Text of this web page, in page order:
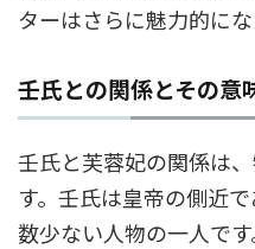
ターはさらに魅力的にな
壬氏との関係とその意
壬氏と芙蓉妃の関係は
す。壬氏は皇帝の側近
数少ない人物の一人です